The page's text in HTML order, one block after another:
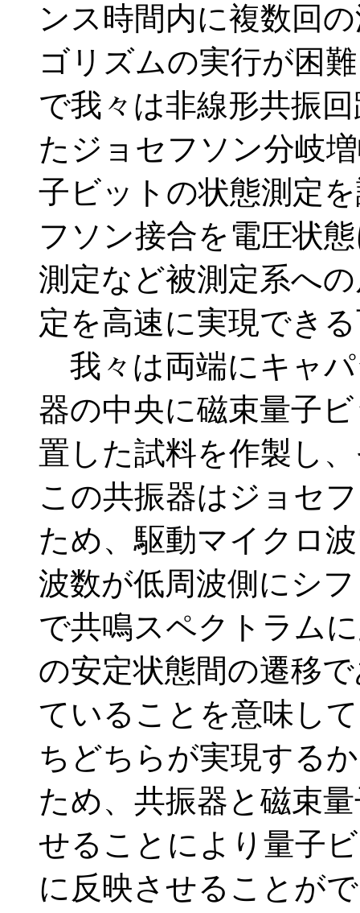
ンス時間内に複数回
ゴリズムの実行が困
で我々は非線形共振
たジョセフソン分岐
子ビットの状態測定
フソン接合を電圧状
測定など被測定系へ
定を高速に実現でき
我々は両端にキャ
器の中央に磁束量子
置した試料を作製し
この共振器はジョセ
ため、駆動マイクロ
波数が低周波側にシ
で共鳴スペクトラム
の安定状態間の遷移
ていることを意味し
ちどちらが実現する
ため、共振器と磁束
せることにより量子
に反映させることが